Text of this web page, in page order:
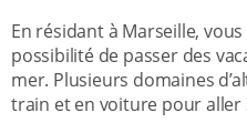
En résidant à Marseille, vous
possibilité de passer des
mer. Plusieurs domaines
train et en voiture pour aller